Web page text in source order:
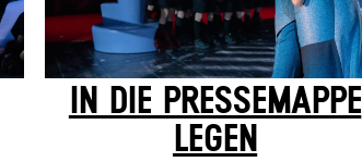
IN DIE PRESSEMAPPE
LEGEN